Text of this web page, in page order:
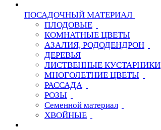
ПОСАДОЧНЫЙ МАТЕРИАЛ
ПЛОДОВЫЕ
КОМНАТНЫЕ ЦВЕТЫ
АЗАЛИЯ, РОДОДЕНДРОН
ДЕРЕВЬЯ
ЛИСТВЕННЫЕ КУСТАРНИКИ
МНОГОЛЕТНИЕ ЦВЕТЫ
РАССАДА
РОЗЫ
Семенной материал
ХВОЙНЫЕ